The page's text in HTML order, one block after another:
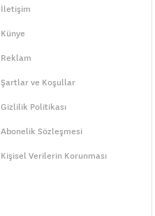
İletişim
Künye
Reklam
Şartlar ve Koşullar
Gizlilik Politikası
Abonelik Sözleşmesi
Kişisel Verilerin Korunması